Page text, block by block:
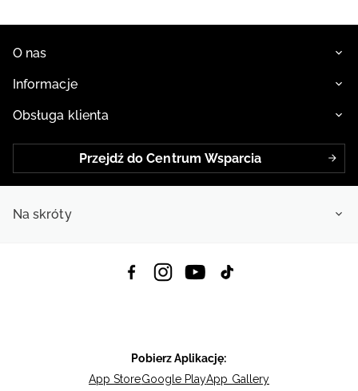
O nas
Informacje
Obsługa klienta
Przejdź do Centrum Wsparcia
Na skróty
Pobierz Aplikację:
App StoreGoogle PlayApp Gallery